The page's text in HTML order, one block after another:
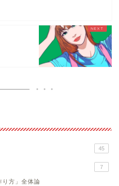
45
7
り方」全体論